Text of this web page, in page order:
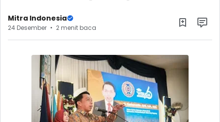
Mitra Indonesia
24 Desember 2 menit baca